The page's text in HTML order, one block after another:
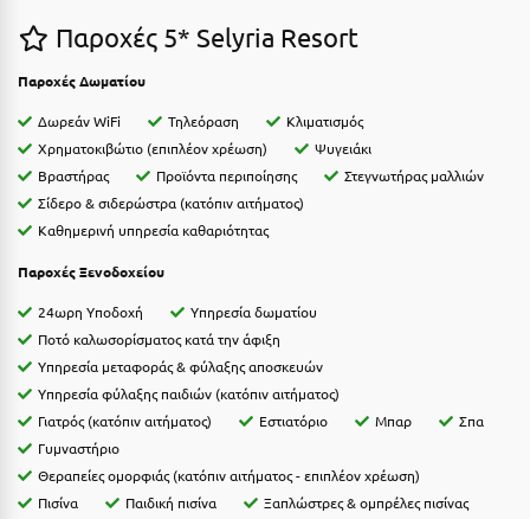
Θ
Θάσος
Θεσσαλονίκη
Ι
Ιεράπετρα
Ιθάκη
Ικαρία
Ίος
Παροχές 5* Selyria Resort
Παροχές Δωματίου
Δωρεάν WiFi Τηλεόραση
Κλιματισμός
Χρηματοκιβώτιο (επιπλέον χρέωση)
Ψυγειάκι
Βραστήρας
Προϊόντα περιποίησης
Στεγνωτήρας μαλλιών
Σίδερο & σιδερώστρα (κατόπιν αιτήματος)
Καθημερινή υπηρεσία καθαριότητας
Παροχές Ξενοδοχείου
24ωρη Υποδοχή
Υπηρεσία δωματίου
Ποτό καλωσορίσματος κατά την άφιξη
Υπηρεσία μεταφοράς & φύλαξης αποσκευών
Υπηρεσία φύλαξης παιδιών (κατόπιν αιτήματος)
Γιατρός (κατόπιν αιτήματος)
Εστιατόριο Μπαρ
Σπα
Γυμναστήριο
Θεραπείες ομορφιάς (κατόπιν αιτήματος - επιπλέον χρέωση)
Πισίνα
Παιδική πισίνα
Ξαπλώστρες & ομπρέλες πισίνας